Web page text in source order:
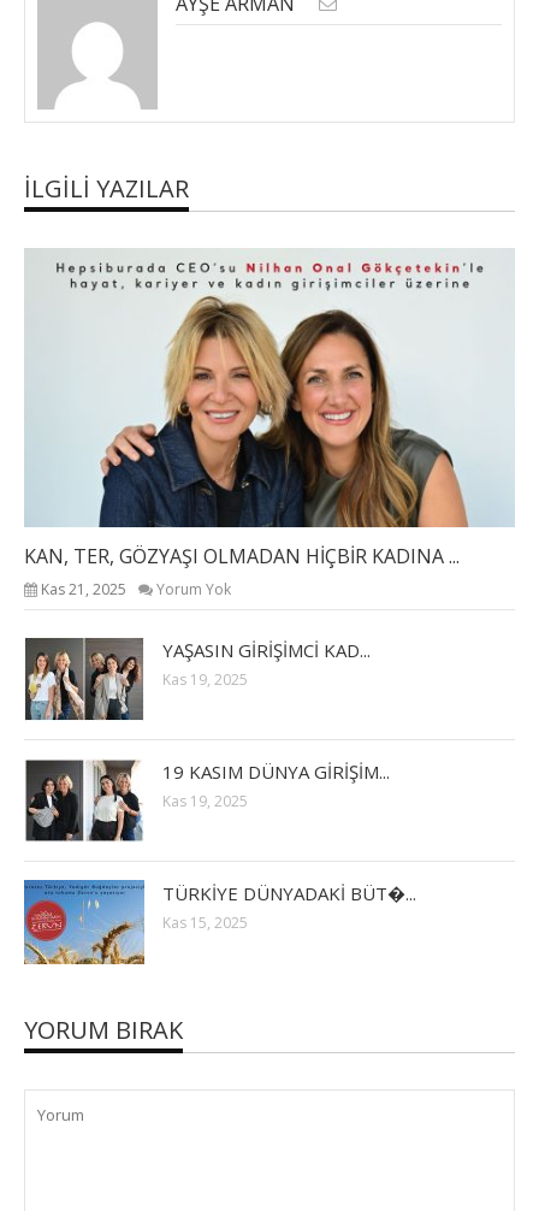
İLGILI YAZILAR
KAN, TER, GÖZYAŞI OLMADAN HİÇBİR KADINA ...
Kas 21, 2025 Yorum Yok
YAŞASIN GİRİŞİMCİ KAD...
Kas 19, 2025
19 KASIM DÜNYA GİRİŞİM...
Kas 19, 2025
TÜRKİYE DÜNYADAKİ BÜT�...
Kas 15, 2025
YORUM BIRAK